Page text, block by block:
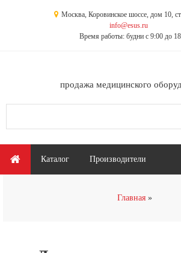
Москва, Коровинское шоссе, дом 10,
info@esus.ru
Время работы: будни с 9:00 до
продажа медицинского
Главное меню
Каталог Производители
Главная